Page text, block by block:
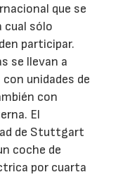
que se
cual sólo
participar.
se llevan a
unidades de
con
El
de Stuttgart
coche de
por cuarta